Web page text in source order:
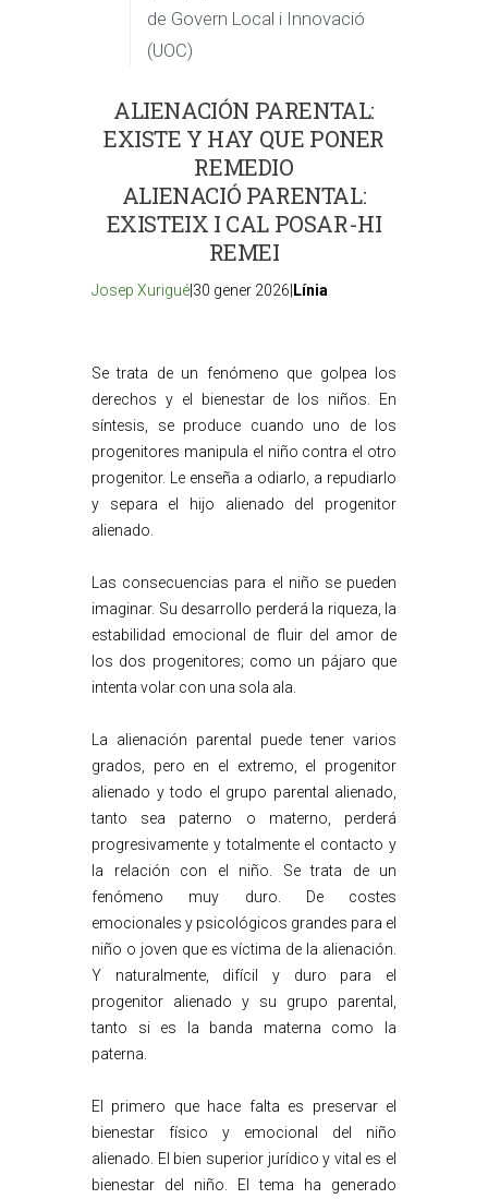
de Govern Local i Innovació
(UOC)
ALIENACIÓN PARENTAL:
EXISTE Y HAY QUE PONER
REMEDIO
ALIENACIÓ PARENTAL:
EXISTEIX I CAL POSAR-HI
REMEI
Josep Xurigué |30 gener 2026| Línia
Se trata de un fenómeno que golpea los
derechos y el bienestar de los niños. En
síntesis, se produce cuando uno de los
progenitores manipula el niño contra el otro
progenitor. Le enseña a odiarlo, a repudiarlo
y separa el hijo alienado del progenitor
alienado.
Las consecuencias para el niño se pueden
imaginar. Su desarrollo perderá la riqueza, la
estabilidad emocional de fluir del amor de
los dos progenitores; como un pájaro que
intenta volar con una sola ala.
La alienación parental puede tener varios
grados, pero en el extremo, el progenitor
alienado y todo el grupo parental alienado,
tanto sea paterno o materno, perderá
progresivamente y totalmente el contacto y
la relación con el niño. Se trata de un
fenómeno muy duro. De costes
emocionales y psicológicos grandes para el
niño o joven que es víctima de la alienación.
Y naturalmente, difícil y duro para el
progenitor alienado y su grupo parental,
tanto si es la banda materna como la
paterna.
El primero que hace falta es preservar el
bienestar físico y emocional del niño
alienado. El bien superior jurídico y vital es el
bienestar del niño. El tema ha generado